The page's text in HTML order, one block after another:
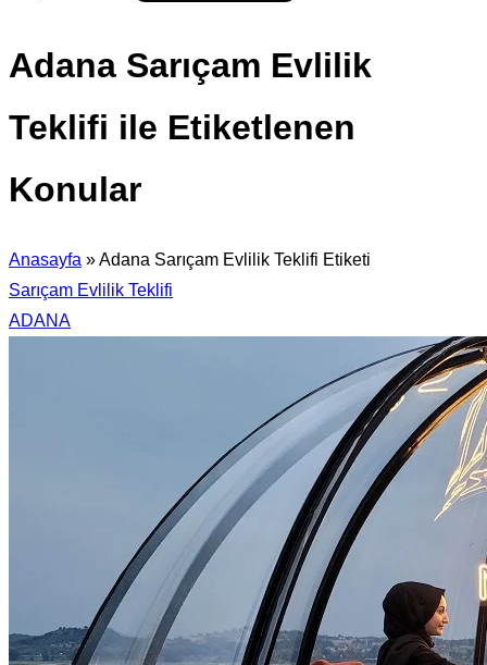
Adana Sarıçam Evlilik
Teklifi ile Etiketlenen
Konular
Anasayfa »Adana Sarıçam Evlilik Teklifi Etiketi
Sarıçam Evlilik Teklifi
ADANA